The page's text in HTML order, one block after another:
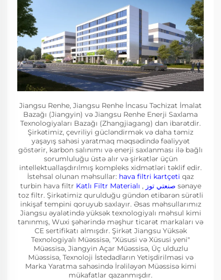
Jiangsu Renhe, Jiangsu Renhe İncasu Təchizat İmalat
Bazağı (Jiangyin) və Jiangsu Renhe Enerji Saxlama
Texnologiyaları Bazağı (Zhangjiagang) dan ibarətdir.
Şirkətimiz, çevriliyi gücləndirmək və daha təmiz
yaşayış sahəsi yaratmaq məqsədində fəaliyyət
göstərir, karbon salınımı və enerji saxlanması ilə bağlı
sorumluluğu üstə alır və şirkətlər üçün
intellektuallaşdırılmış kompleks xidmətləri təklif edir.
İstehsal olunan məhsullar: hava filtri kartçeti qaz
turbin hava filtr Katlı Filtr Materialı ,
sənaye
toz filtr. Şirkətimiz qurulduğu gündən etibarən sürətli
inkişaf tempini qoruyub saxlayır. Əsas məhsullarımız
Jiangsu əyalətində yüksək texnologiyalı məhsul kimi
tanınmış, Wuxi şəhərində məşhur ticarət markaları və
CE sertifikatı almışdır. Şirkət Jiangsu Yüksək
Texnologiyalı Müəssisə, "Xüsusi və Xüsusi yeni"
Müəssisə, Jiangyin Açar Müəssisə, Üç ulduzlu
Müəssisə, Texnoloji İstedadların Yetişdirilməsi və
Marka Yaratma sahəsində İrəliləyən Müəssisə kimi
mükafatlar qazanmışdır.